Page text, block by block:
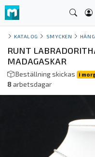
KATALOG SMYCKEN
RUNT
MADAGASKAR
Beställning skickas i
8arbetsdagar